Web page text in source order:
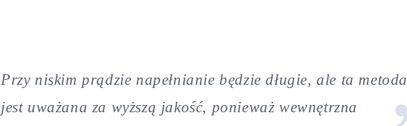
Przy niskim prądzie napełnianie będzie długie, ale ta metoda
jest uważana za wyższą jakość, ponieważ wewnętrzna